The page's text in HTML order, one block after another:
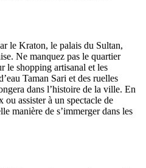
le Kraton, le palais du Sultan,
Ne manquez pas le quartier
le shopping artisanal et les
Taman Sari et des ruelles
dans l’histoire de la ville. En
ou assister à un spectacle de
manière de s’immerger dans les